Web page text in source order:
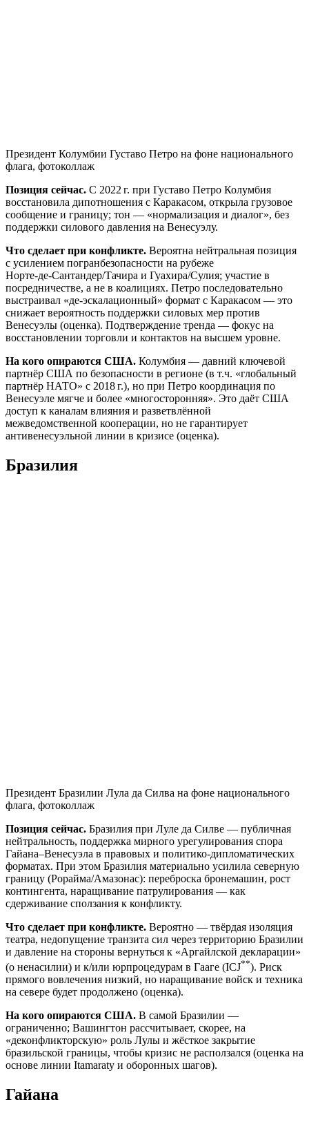
Президент Колумбии Густаво Петро на фоне национального
флага, фотоколлаж
Позиция сейчас. С 2022 г. при Густаво Петро Колумбия
восстановила дипотношения с Каракасом, открыла грузовое
сообщение и границу; тон — «нормализация и диалог», без
поддержки силового давления на Венесуэлу.
Что сделает при конфликте. Вероятна нейтральная позиция
с усилением погранбезопасности на рубеже
Норте‑де‑Сантандер/Тачира и Гуахира/Сулия; участие в
посредничестве, а не в коалициях. Петро последовательно
выстраивал «де-эскалационный» формат с Каракасом — это
снижает вероятность поддержки силовых мер против
Венесуэлы (оценка). Подтверждение тренда — фокус на
восстановлении торговли и контактов на высшем уровне.
На кого опираются США. Колумбия — давний ключевой
партнёр США по безопасности в регионе (в т.ч. «глобальный
партнёр НАТО» с 2018 г.), но при Петро координация по
Венесуэле мягче и более «многосторонняя». Это даёт США
доступ к каналам влияния и разветвлённой
межведомственной кооперации, но не гарантирует
антивенесуэльной линии в кризисе (оценка).
Бразилия
Президент Бразилии Лула да Силва на фоне национального
флага, фотоколлаж
Позиция сейчас. Бразилия при Луле да Силве — публичная
нейтральность, поддержка мирного урегулирования спора
Гайана–Венесуэла в правовых и политико‑дипломатических
форматах. При этом Бразилия материально усилила северную
границу (Рорайма/Амазонас): переброска бронемашин, рост
контингента, наращивание патрулирования — как
сдерживание сползания к конфликту.
Что сделает при конфликте. Вероятно — твёрдая изоляция
театра, недопущение транзита сил через территорию Бразилии
и давление на стороны вернуться к «Аргайлской декларации»
(о ненасилии) и к/или юрпроцедурам в Гааге (ICJ**). Риск
прямого вовлечения низкий, но наращивание войск и техника
на севере будет продолжено (оценка).
На кого опираются США. В самой Бразилии —
ограниченно; Вашингтон рассчитывает, скорее, на
«деконфликторскую» роль Лулы и жёсткое закрытие
бразильской границы, чтобы кризис не расползался (оценка на
основе линии Itamaraty и оборонных шагов).
Гайана